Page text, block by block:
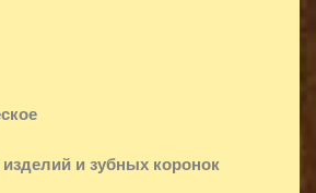
и зубных коронок